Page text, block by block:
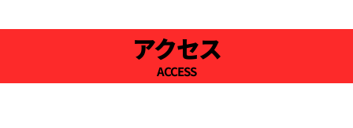
アクセス
ACCESS